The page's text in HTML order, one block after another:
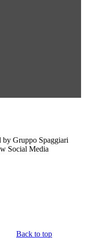
by Gruppo Spaggiari
Social Media
Back to top